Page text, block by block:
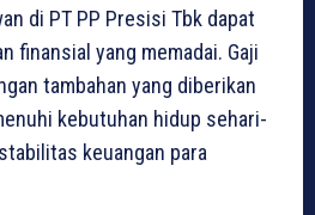
di PT PP Presisi Tbk dapat
finansial yang memadai. Gaji
tambahan yang diberikan
kebutuhan hidup sehari-
keuangan para